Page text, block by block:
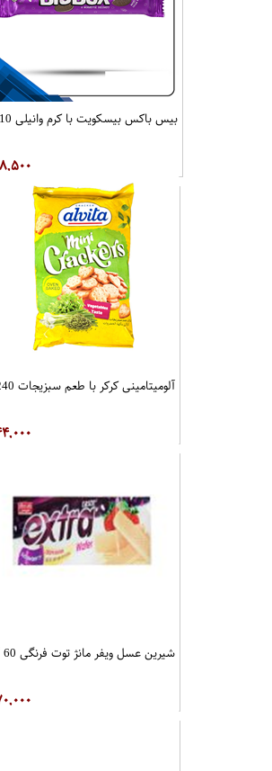
بیس باکس بیسکویت با کرم وانیلی 110 گرمی
آلومیتامینی کرکر با طعم سبزیجات 240 گرمی
شیرین عسل ویفر مانژ توت فرنگی 60 گرمی